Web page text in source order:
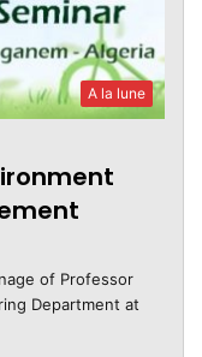
A la lune
of Professor
Department at